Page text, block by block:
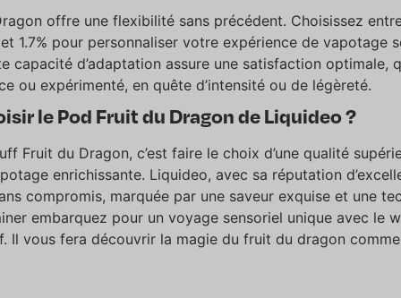
offre une flexibilité sans précédent. Choisissez
1.7% pour personnaliser votre expérience de vapotage
capacité d’adaptation assure une satisfaction optimale,
ou expérimenté, en quête d’intensité ou de légèreté.
le Pod Fruit du Dragon de Liquideo ?
Fruit du Dragon, c’est faire le choix d’une qualité
enrichissante. Liquideo, avec sa réputation
compromis, marquée par une saveur exquise et une
embarquez pour un voyage sensoriel unique avec le
Il vous fera découvrir la magie du fruit du dragon